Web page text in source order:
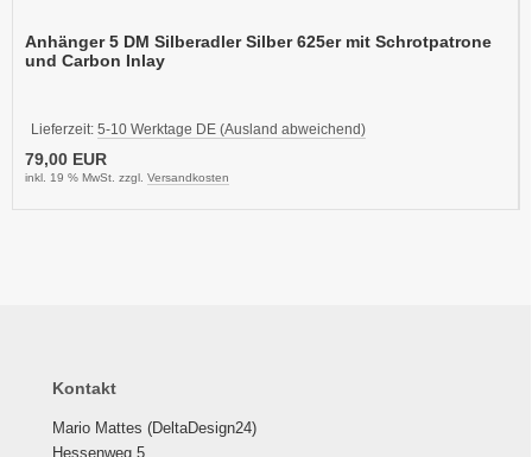
Anhänger 5 DM Silberadler Silber 625er mit Schrotpatrone
und Carbon Inlay
Lieferzeit: 5-10 Werktage DE (Ausland abweichend)
79,00 EUR
inkl. 19 % MwSt. zzgl. Versandkosten
Kontakt
Mario Mattes (DeltaDesign24)
Hessenweg 5